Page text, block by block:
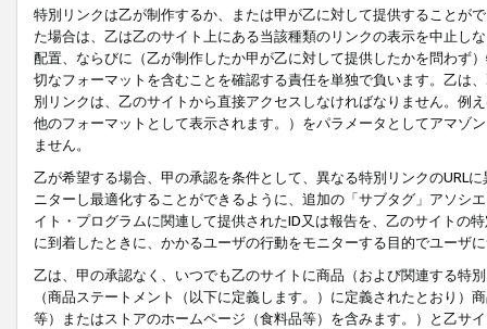
特別リンクは乙が制作するか、または甲が乙に対して提供することが
た場合は、乙は乙のサイト上にある当該種類のリンクの表示を中止し
配置、ならびに（乙が制作したか甲が乙に対して提供したかを問わず
切なフォーマットを含むことを確認する責任を単独で負います。乙は
別リンクは、乙のサイトから直接アクセスしなければなりません。例
他のフォーマットとして表示されます。）をパラメータとしてアマゾ
ません。
乙が希望する場合、甲の承認を条件として、異なる特別リンクのURL
ニターし最適化することができるように、追加の「サブタグ」アソシ
イト・プログラムに関連して提供されたID又は報告を、乙のサイトの
に到着したときに、かかるユーザの行動をモニターする目的でユーザ
乙は、甲の承認なく、いつでも乙のサイトに商品（および関連する特
（商品ステートメント（以下に定義します。）に定義されたとおり
等）またはストアのホームページ（食料品等）を含みます。）と乙サ